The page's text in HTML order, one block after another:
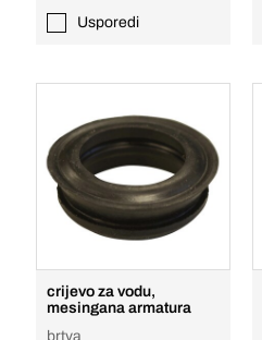
Usporedi
crijevo za vodu,
mesingana armatura
brtva